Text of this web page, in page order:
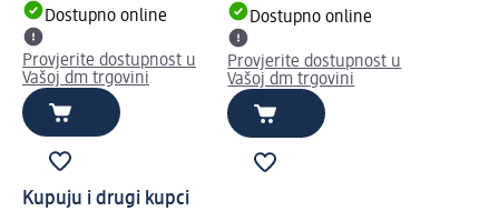
Dostupno online
Provjerite dostupnost u
Vašoj dm trgovini
Dostupno online
Provjerite dostupnost u
Vašoj dm trgovini
Kupuju i drugi kupci